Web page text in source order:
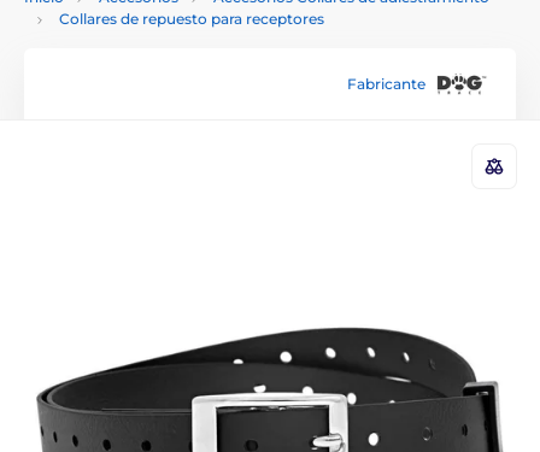
Collares de repuesto para receptores
Fabricante